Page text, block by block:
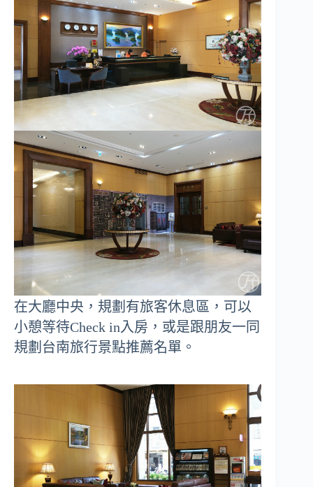
在大廳中央，規劃有旅客休息區，可以
小憩等待Check in入房，或是跟朋友一同
規劃台南旅行景點推薦名單。